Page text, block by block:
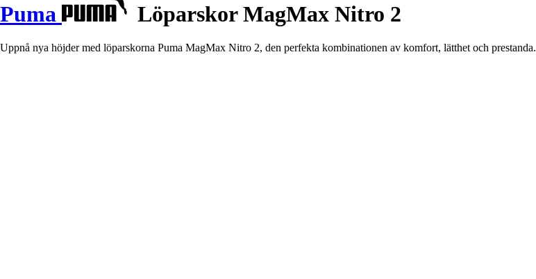
Puma Löparskor MagMax Nitro 2
Uppnå nya höjder med löparskorna Puma MagMax Nitro 2, den perfekta kombinationen av komfort, lätthet och prestanda.